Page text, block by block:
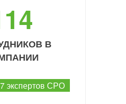
В
экспертов СРО